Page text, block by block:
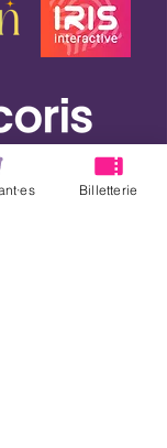
Billetterie